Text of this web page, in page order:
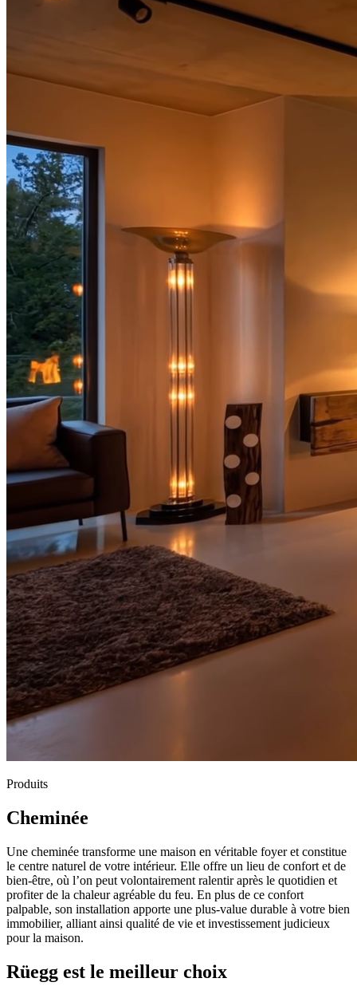
Produits
Cheminée
Une cheminée transforme une maison en véritable foyer et constitue
le centre naturel de votre intérieur. Elle offre un lieu de confort et de
bien-être, où l’on peut volontairement ralentir après le quotidien et
profiter de la chaleur agréable du feu. En plus de ce confort
palpable, son installation apporte une plus-value durable à votre bien
immobilier, alliant ainsi qualité de vie et investissement judicieux
pour la maison.
Rüegg est le meilleur choix